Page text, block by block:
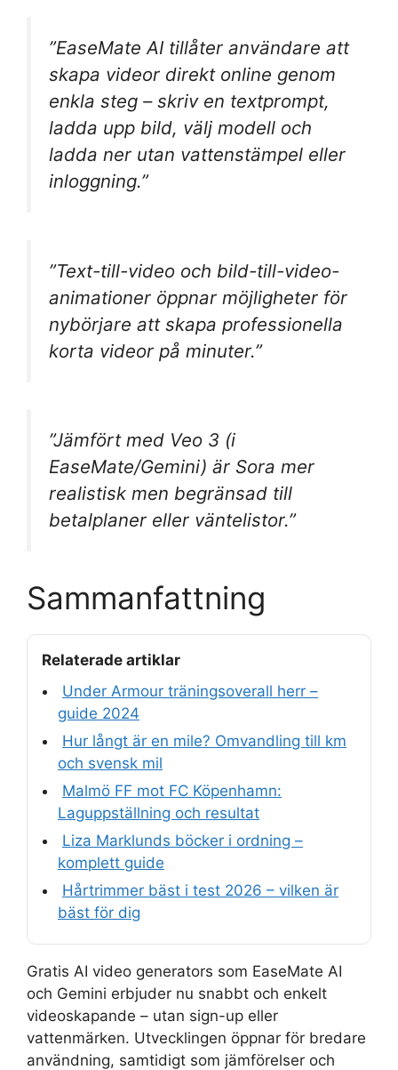
”EaseMate AI tillåter användare att
skapa videor direkt online genom
enkla steg – skriv en textprompt,
ladda upp bild, välj modell och
ladda ner utan vattenstämpel eller
inloggning.”
”Text-till-video och bild-till-video-
animationer öppnar möjligheter för
nybörjare att skapa professionella
korta videor på minuter.”
”Jämfört med Veo 3 (i
EaseMate/Gemini) är Sora mer
realistisk men begränsad till
betalplaner eller väntelistor.”
Sammanfattning
Relaterade artiklar
Under Armour träningsoverall herr –
guide 2024
Hur långt är en mile? Omvandling till km
och svensk mil
Malmö FF mot FC Köpenhamn:
Laguppställning och resultat
Liza Marklunds böcker i ordning –
komplett guide
Hårtrimmer bäst i test 2026 – vilken är
bäst för dig
Gratis AI video generators som EaseMate AI
och Gemini erbjuder nu snabbt och enkelt
videoskapande – utan sign-up eller
vattenmärken. Utvecklingen öppnar för bredare
användning, samtidigt som jämförelser och